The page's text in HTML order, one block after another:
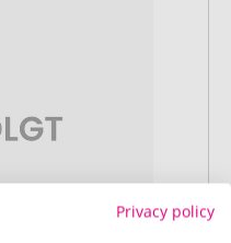
Privacy policy